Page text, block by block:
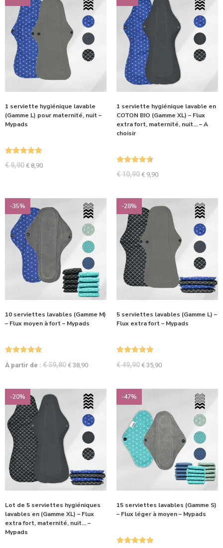
1 serviette hygiénique lavable
(Gamme L) pour maternité, nuit –
Mypads
€9,90 € 8,90
1 serviette hygiénique lavable en
COTON BIO (Gamme XL) – Flux
extra fort, maternité, nuit… – A
choisir
€10,90 € 9,90
-35%
10 serviettes lavables (Gamme M)
– Flux moyen à fort – Mypads
sur 5
À partir de : €59,80 € 38,90
-28%
5 serviettes lavables (Gamme L) –
Flux extra fort – Mypads
€49,90 € 35,90
-20%
Lot de 5 serviettes hygiéniques
lavables en (Gamme XL) – Flux
extra fort, maternité, nuit… –
Mypads
-47%
15 serviettes lavables (Gamme S)
– Flux léger à moyen – Mypads